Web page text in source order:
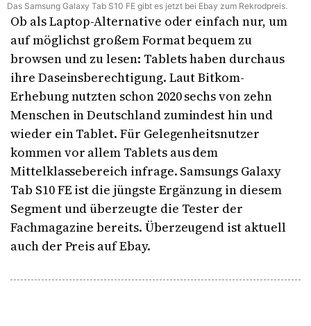
Das Samsung Galaxy Tab S10 FE gibt es jetzt bei Ebay zum Rekrodpreis.
Ob als Laptop-Alternative oder einfach nur, um
auf möglichst großem Format bequem zu
browsen und zu lesen: Tablets haben durchaus
ihre Daseinsberechtigung. Laut Bitkom-
Erhebung nutzten schon 2020 sechs von zehn
Menschen in Deutschland zumindest hin und
wieder ein Tablet. Für Gelegenheitsnutzer
kommen vor allem Tablets aus dem
Mittelklassebereich infrage. Samsungs Galaxy
Tab S10 FE ist die jüngste Ergänzung in diesem
Segment und überzeugte die Tester der
Fachmagazine bereits. Überzeugend ist aktuell
auch der Preis auf Ebay.